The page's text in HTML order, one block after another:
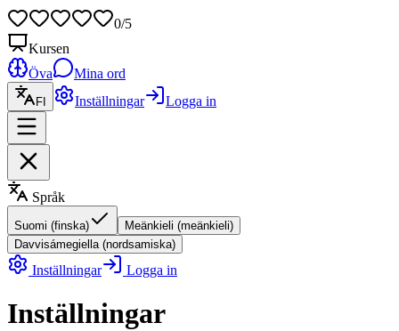
0/5
Kursen
Öva
Mina ord
FI Inställningar Logga in
Språk
Suomi (finska) Meänkieli (meänkieli)
Davvisámegiella (nordsamiska)
Inställningar Logga in
Inställningar